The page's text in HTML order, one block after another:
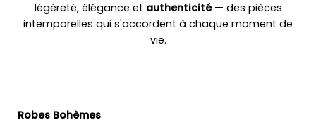
légèreté, élégance et authenticité— des pièces
intemporelles qui s'accordent à chaque moment de
vie.
Robes Bohèmes